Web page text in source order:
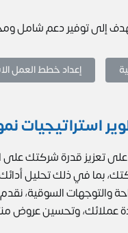
إلى توفير دعم
إعداد خطط العمل
استراتيجيات
على تعزيز قدرة شركتك
بما في ذلك تحليل
والتوجهات السوقية،
عملائك، وتحسين عروض